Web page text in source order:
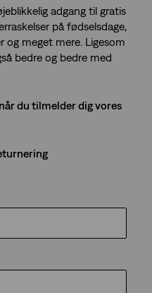
adgang til gratis
på fødselsdage,
og meget mere. Ligesom
bedre og bedre med
du tilmelder dig vores